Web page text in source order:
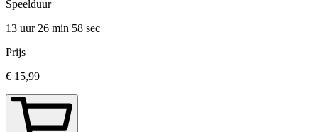
Speelduur
13 uur 26 min 58 sec
Prijs
€ 15,99